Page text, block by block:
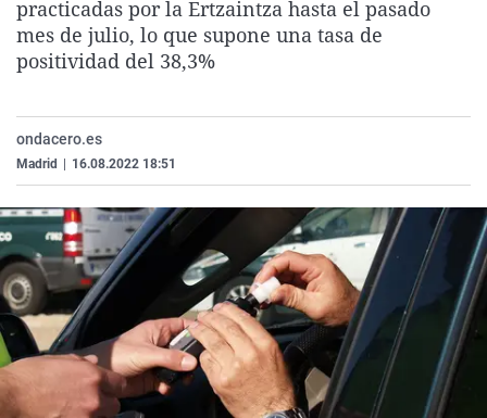
La rosa de los vientos
Caso
Extremadura
Virales
practicadas por la Ertzaintza hasta el pasado
mes de julio, lo que supone una tasa de
positividad del 38,3%
ondacero.es
Madrid 16.08.2022 18:51